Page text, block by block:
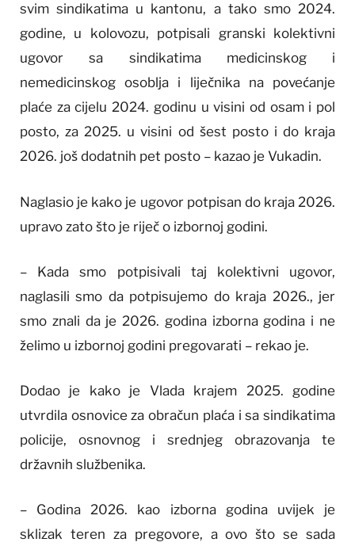
svim sindikatima u kantonu, a tako smo 2024.
godine, u kolovozu, potpisali granski kolektivni
ugovor sa sindikatima medicinskog i
nemedicinskog osoblja i liječnika na povećanje
plaće za cijelu 2024. godinu u visini od osam i pol
posto, za 2025. u visini od šest posto i do kraja
2026. još dodatnih pet posto – kazao je Vukadin.
Naglasio je kako je ugovor potpisan do kraja 2026.
upravo zato što je riječ o izbornoj godini.
– Kada smo potpisivali taj kolektivni ugovor,
naglasili smo da potpisujemo do kraja 2026., jer
smo znali da je 2026. godina izborna godina i ne
želimo u izbornoj godini pregovarati – rekao je.
Dodao je kako je Vlada krajem 2025. godine
utvrdila osnovice za obračun plaća i sa sindikatima
policije, osnovnog i srednjeg obrazovanja te
državnih službenika.
– Godina 2026. kao izborna godina uvijek je
sklizak teren za pregovore, a ovo što se sada